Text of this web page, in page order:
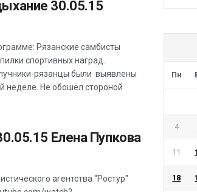
30.05.15
Рязанские самбисты
спортивных наград.
рязанцы были выявлены
неделе. Не обошёл стороной
Елена Пупкова
агентства "Ростур"
Пн
4
11
18